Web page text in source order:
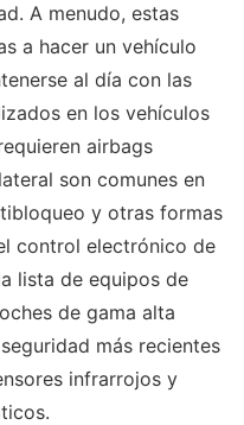
A menudo, estas
a hacer un vehículo
al día con las
en los vehículos
airbags
son comunes en
y otras formas
control electrónico de
lista de equipos de
de gama alta
más recientes
infrarrojos y